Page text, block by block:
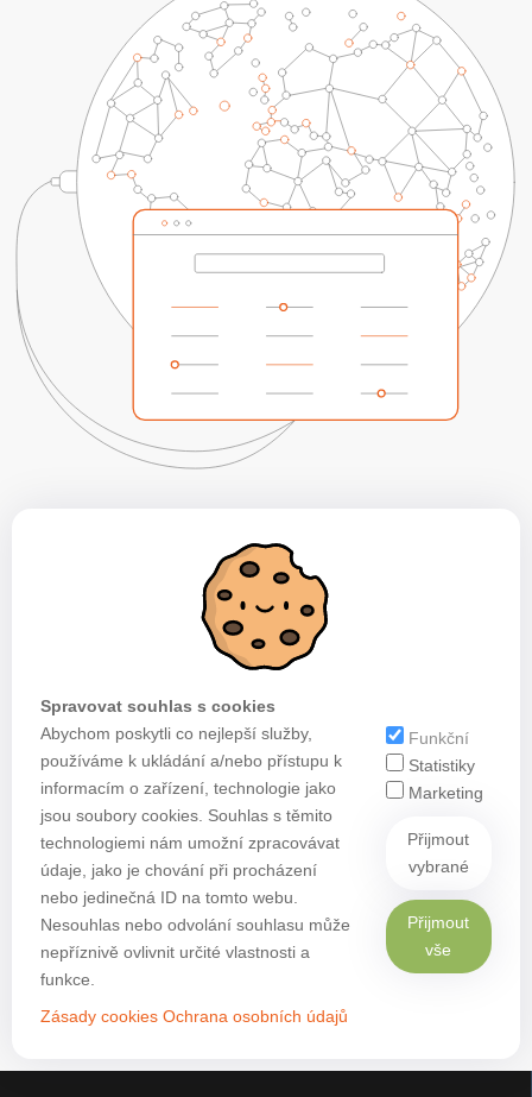
Spravovat souhlas s cookies
Abychom poskytli co nejlepší služby,
používáme k ukládání a/nebo přístupu k
informacím o zařízení, technologie jako
jsou soubory cookies. Souhlas s těmito
technologiemi nám umožní zpracovávat
údaje, jako je chování při procházení
nebo jedinečná ID na tomto webu.
Nesouhlas nebo odvolání souhlasu může
nepříznivě ovlivnit určité vlastnosti a
funkce.
Zásady cookies Ochrana osobních údajů
Funkční
Statistiky
Marketing
Přijmout
vybrané
Přijmout
vše